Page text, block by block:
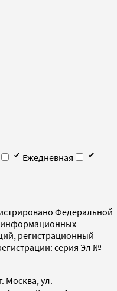
Ежедневная
Федеральной
информационных
регистрационный
серия Эл №
Москва, ул.